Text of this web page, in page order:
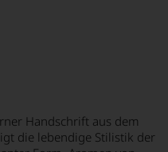
Handschrift aus dem
die lebendige Stilistik der